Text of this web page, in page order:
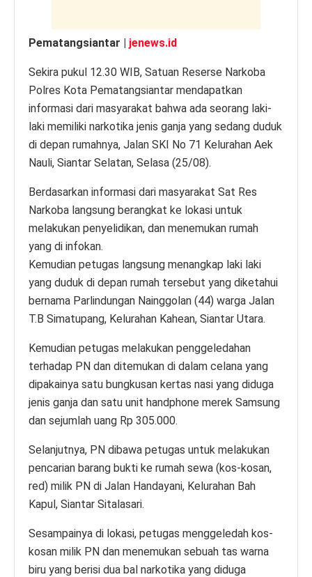
Pematangsiantar | jenews.id
Sekira pukul 12.30 WIB, Satuan Reserse Narkoba
Polres Kota Pematangsiantar mendapatkan
informasi dari masyarakat bahwa ada seorang laki-
laki memiliki narkotika jenis ganja yang sedang duduk
di depan rumahnya, Jalan SKI No 71 Kelurahan Aek
Nauli, Siantar Selatan, Selasa (25/08).
Berdasarkan informasi dari masyarakat Sat Res
Narkoba langsung berangkat ke lokasi untuk
melakukan penyelidikan, dan menemukan rumah
yang di infokan.
Kemudian petugas langsung menangkap laki laki
yang duduk di depan rumah tersebut yang diketahui
bernama Parlindungan Nainggolan (44) warga Jalan
T.B Simatupang, Kelurahan Kahean, Siantar Utara.
Kemudian petugas melakukan penggeledahan
terhadap PN dan ditemukan di dalam celana yang
dipakainya satu bungkusan kertas nasi yang diduga
jenis ganja dan satu unit handphone merek Samsung
dan sejumlah uang Rp 305.000.
Selanjutnya, PN dibawa petugas untuk melakukan
pencarian barang bukti ke rumah sewa (kos-kosan,
red) milik PN di Jalan Handayani, Kelurahan Bah
Kapul, Siantar Sitalasari.
Sesampainya di lokasi, petugas menggeledah kos-
kosan milik PN dan menemukan sebuah tas warna
biru yang berisi dua bal narkotika yang diduga